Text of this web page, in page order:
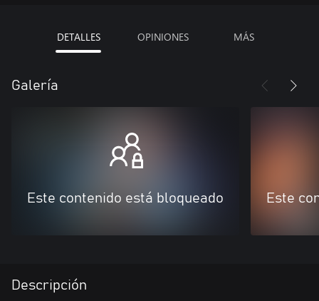
DETALLES OPINIONES MÁS
Galería
Este contenido está bloqueado Este
Descripción